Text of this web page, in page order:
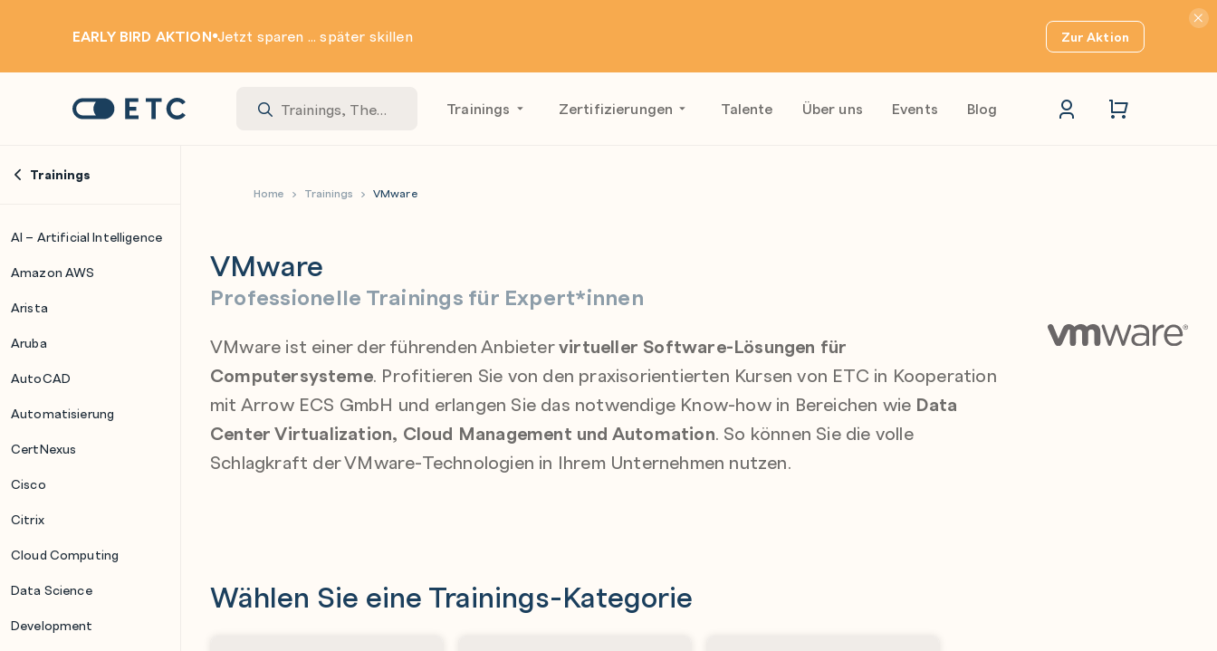
EARLY BIRD AKTION Jetzt sparen ... später skillen Zur Aktion
Startseite: ETC Trainings Zertifizierungen Talente Über uns Events Blog
Home Trainings VMware
Trainings
AI – Artificial Intelligence
Amazon AWS
Arista
Aruba
AutoCAD
Automatisierung
CertNexus
Cisco
Citrix
Cloud Computing
Data Science
Development
VMware
Professionelle Trainings für Expert*innen
VMware ist einer der führenden Anbietervirtueller Software-Lösungen für
Computersysteme. Profitieren Sie von den praxisorientierten Kursen von ETC in Kooperation
mit Arrow ECS GmbH und erlangen Sie das notwendige Know-how in Bereichen wie Data
Center Virtualization, Cloud Management und Automation. So können Sie die volle
Schlagkraft der VMware-Technologien in Ihrem Unternehmen nutzen.
Wählen Sie eine Trainings-Kategorie